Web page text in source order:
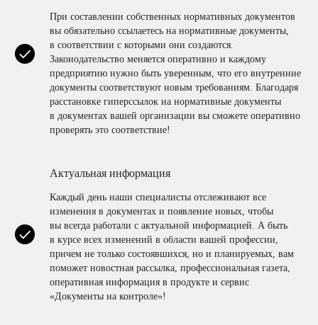
При составлении собственных нормативных документов
вы обязательно ссылаетесь на нормативные документы,
в соответствии с которыми они создаются.
Законодательство меняется оперативно и каждому
предприятию нужно быть уверенным, что его внутренние
документы соответствуют новым требованиям. Благодаря
расстановке гиперссылок на нормативные документы
в документах вашей организации вы сможете оперативно
проверять это соответствие!
Актуальная информация
Каждый день наши специалисты отслеживают все
изменения в документах и появление новых, чтобы
вы всегда работали с актуальной информацией. А быть
в курсе всех изменений в области вашей профессии,
причем не только состоявшихся, но и планируемых, вам
поможет новостная рассылка, профессиональная газета,
оперативная информация в продукте и сервис
«Документы на контроле»!